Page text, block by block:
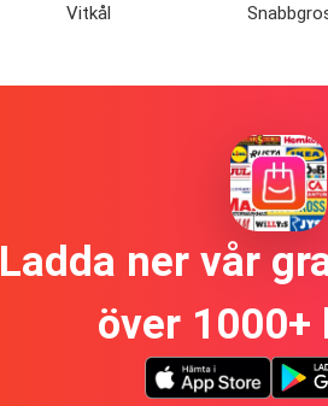
Vitkål
Ladda ner vår
över